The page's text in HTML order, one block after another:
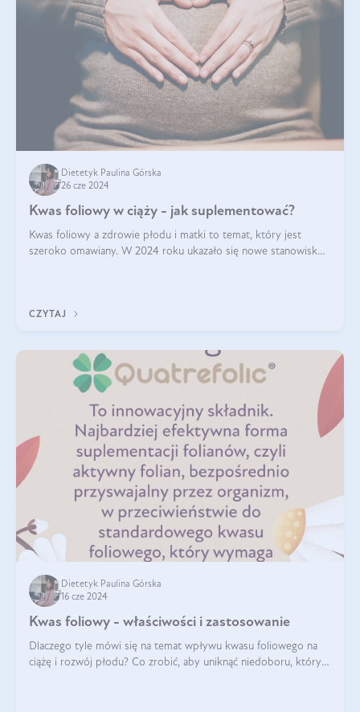
Dietetyk Paulina Górska
26 cze 2024
Kwas foliowy w ciąży - jak suplementować?
Kwas foliowy a zdrowie płodu i matki to temat, który jest
szeroko omawiany. W 2024 roku ukazało się nowe stanowisko
CZYTAJ
Dietetyk Paulina Górska
16 cze 2024
Kwas foliowy - właściwości i zastosowanie
Dlaczego tyle mówi się na temat wpływu kwasu foliowego na
ciążę i rozwój płodu? Co zrobić, aby uniknąć niedoboru, który